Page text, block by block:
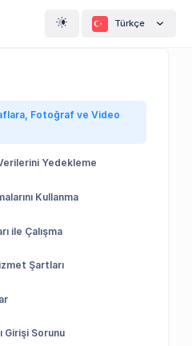
Türkçe
Fotoğraf ve Video
Yedekleme
Kullanma
ile Çalışma
Şartları
Girişi Sorunu